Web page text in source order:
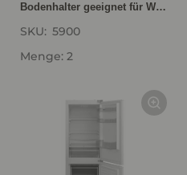
Bodenhalter geeignet für Wandborde von 6 bis 52 mm Stärke VBH5
SKU: 5900
Menge: 2